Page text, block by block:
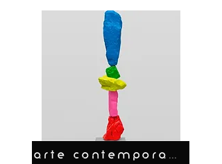
ARTE CONTEMPORANEO